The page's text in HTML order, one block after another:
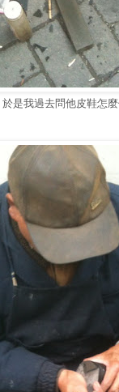
是我過去問他皮鞋怎